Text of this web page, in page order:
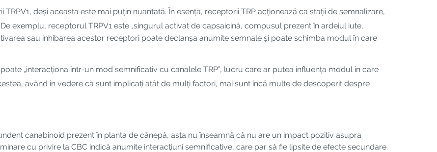
deși aceasta este mai puțin nuanțată. În esență, receptorii TRP acționează ca stații de semnalizare,
De exemplu, receptorul TRPV1 este „singurul activat de capsaicină, compusul prezent în ardeiul iute,
sau inhibarea acestor receptori poate declanșa anumite semnale și poate schimba modul în care
„interacționa într-un mod semnificativ cu canalele TRP”, lucru care ar putea influența modul în care
având în vedere că sunt implicați atât de mulți factori, mai sunt încă multe de descoperit despre
canabinoid prezent în planta de cânepă, asta nu înseamnă că nu are un impact pozitiv asupra
cu privire la CBC indică anumite interacțiuni semnificative, care par să fie lipsite de efecte secundare.